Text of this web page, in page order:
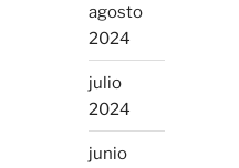
agosto
2024
julio
2024
junio